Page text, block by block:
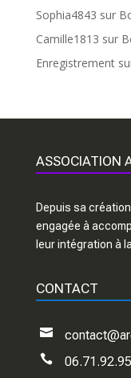
Sophia4843 sur
Camille1813 sur
Enregistrement
ASSOCIATION
Depuis sa
engagée à
leur intégration à
CONTACT

